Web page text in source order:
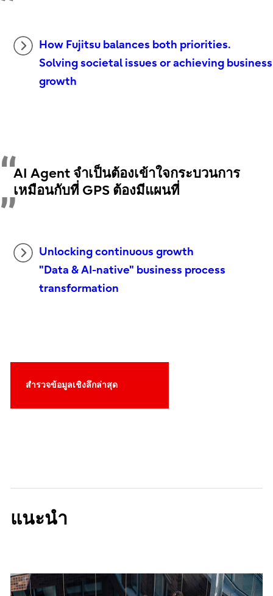
How Fujitsu balances both priorities.
Solving societal issues or achieving business
growth
AI Agent จำเป็นต้องเข้าใจกระบวนการ
เหมือนกับที่ GPS ต้องมีแผนที่
Unlocking continuous growth
"Data & AI-native" business process
transformation
สำรวจข้อมูลเชิงลึกล่าสุด
แนะนำ